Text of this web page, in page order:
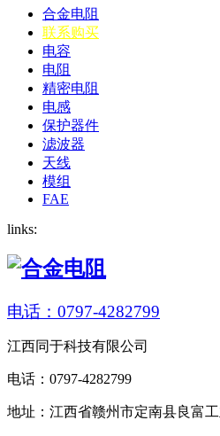
合金电阻
联系购买
电容
电阻
精密电阻
电感
保护器件
滤波器
天线
模组
FAE
links:
电话：0797-4282799
江西同于科技有限公司
电话：0797-4282799
地址：江西省赣州市定南县良富